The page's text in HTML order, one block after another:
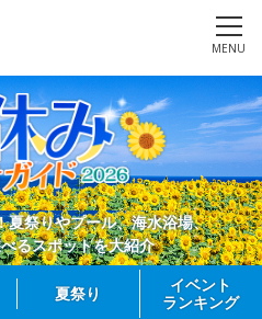
MENU
夏祭りやプール、海水浴場、
るスポットを大紹介
夏祭り
イベント
ランキング